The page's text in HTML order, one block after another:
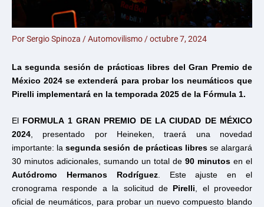
PorSergio Spinoza /Automovilismo /octubre 7, 2024
La segunda sesión de prácticas libres del Gran Premio de
México 2024 se extenderá para probar los neumáticos que
Pirelli implementará en la temporada 2025 de la Fórmula 1.
El
FORMULA 1 GRAN PREMIO DE LA CIUDAD DE MÉXICO
2024 , presentado por Heineken, traerá una novedad
importante: lasegunda sesión de prácticas libresse alargará
30 minutos adicionales, sumando un total de 90 minutos en el
Autódromo Hermanos Rodríguez. Este ajuste en el
cronograma responde a la solicitud de
Pirelli , el proveedor
oficial de neumáticos, para probar un nuevo compuesto blando